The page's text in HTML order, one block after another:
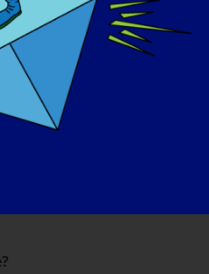
per la distrofia